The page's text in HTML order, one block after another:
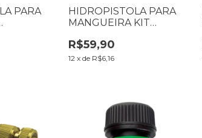
PARA
HIDROPISTOLA PARA
MANGUEIRA KIT
R$59,90
12 x de R$6,16